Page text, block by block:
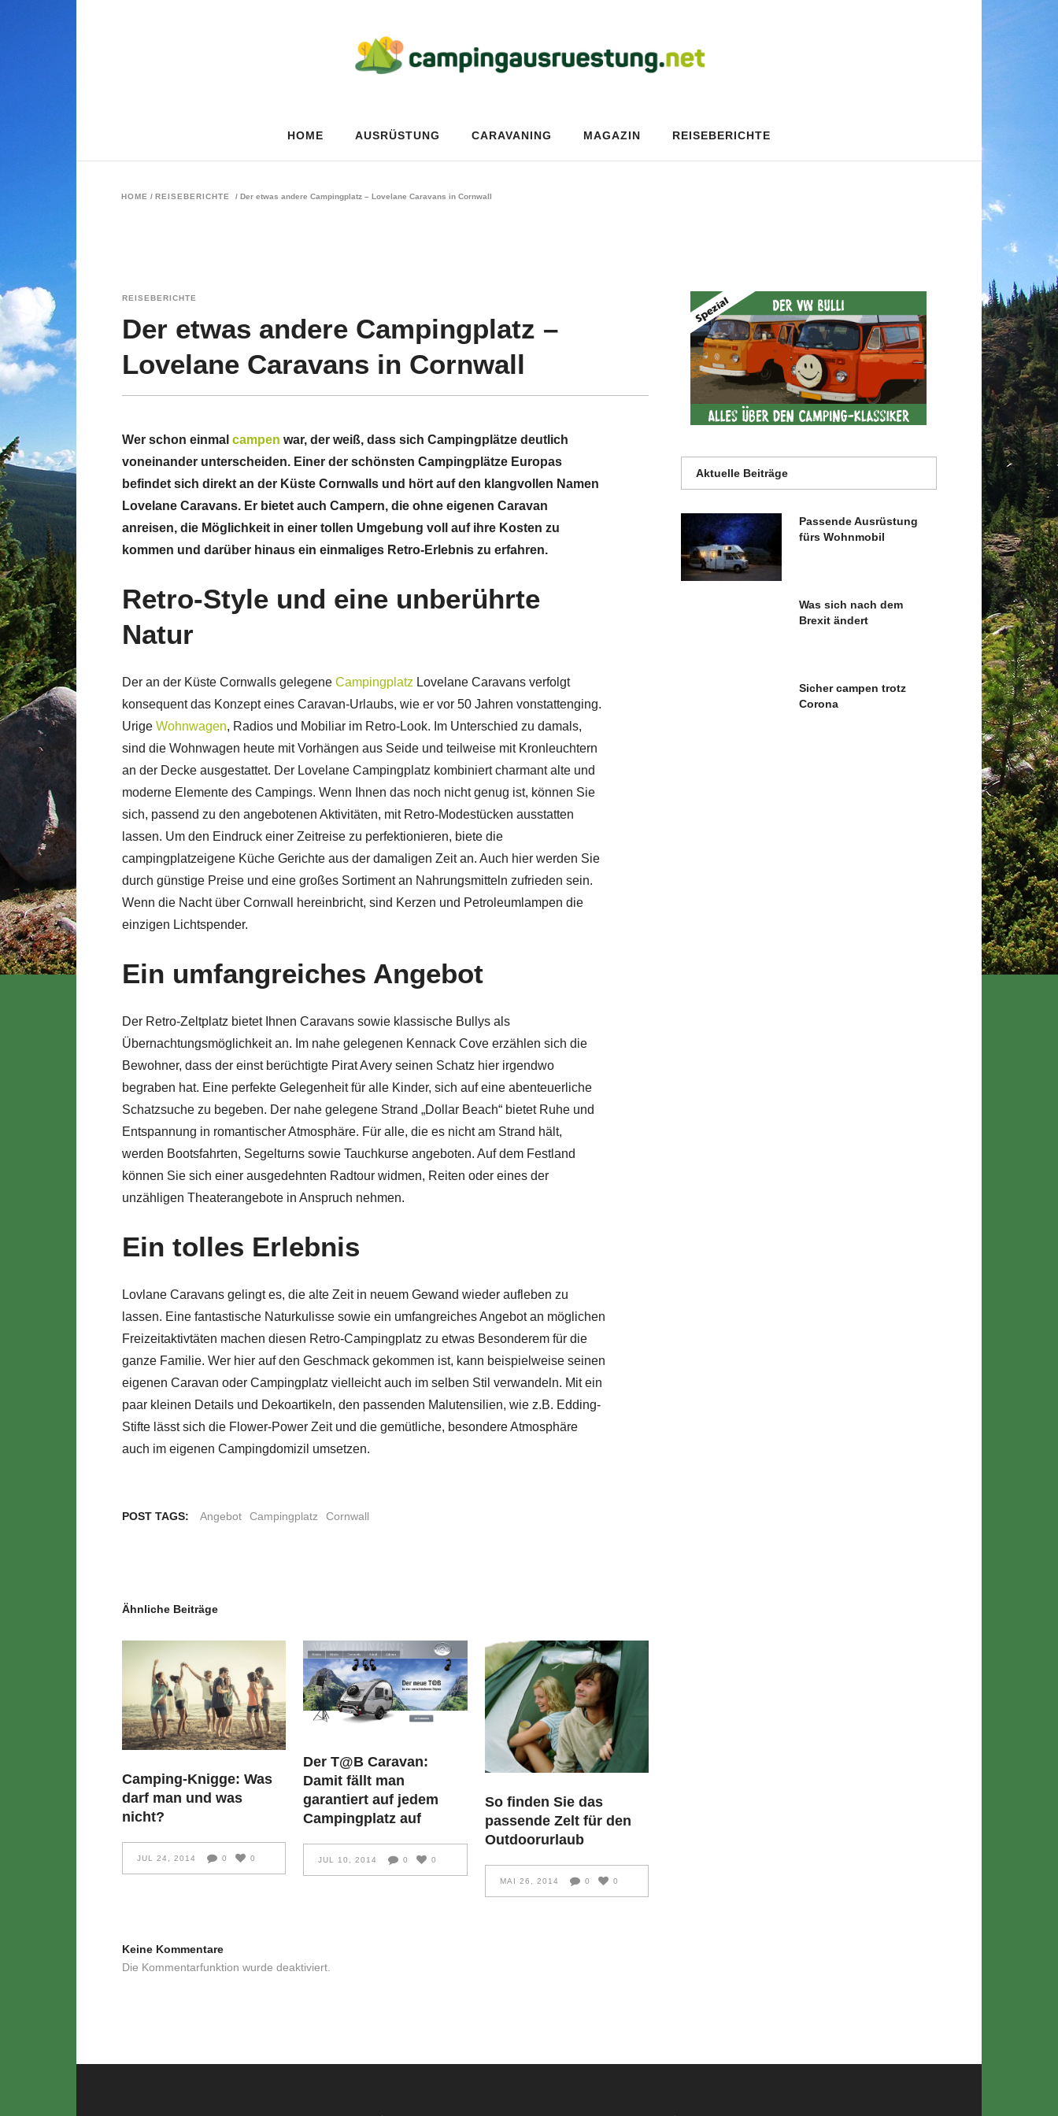
HOME AUSRÜSTUNG CARAVANING MAGAZIN REISEBERICHTE
HOME / REISEBERICHTE / Der etwas andere Campingplatz – Lovelane Caravans in Cornwall
REISEBERICHTE
Der etwas andere Campingplatz –
Lovelane Caravans in Cornwall
Wer schon einmal campen war, der weiß, dass sich Campingplätze deutlich
voneinander unterscheiden. Einer der schönsten Campingplätze Europas
befindet sich direkt an der Küste Cornwalls und hört auf den klangvollen Namen
Lovelane Caravans. Er bietet auch Campern, die ohne eigenen Caravan
anreisen, die Möglichkeit in einer tollen Umgebung voll auf ihre Kosten zu
kommen und darüber hinaus ein einmaliges Retro-Erlebnis zu erfahren.
Retro-Style und eine unberührte
Natur
Der an der Küste Cornwalls gelegene Campingplatz Lovelane Caravans verfolgt
konsequent das Konzept eines Caravan-Urlaubs, wie er vor 50 Jahren vonstattenging.
Urige Wohnwagen, Radios und Mobiliar im Retro-Look. Im Unterschied zu damals,
sind die Wohnwagen heute mit Vorhängen aus Seide und teilweise mit Kronleuchtern
an der Decke ausgestattet. Der Lovelane Campingplatz kombiniert charmant alte und
moderne Elemente des Campings. Wenn Ihnen das noch nicht genug ist, können Sie
sich, passend zu den angebotenen Aktivitäten, mit Retro-Modestücken ausstatten
lassen. Um den Eindruck einer Zeitreise zu perfektionieren, biete die
campingplatzeigene Küche Gerichte aus der damaligen Zeit an. Auch hier werden Sie
durch günstige Preise und eine großes Sortiment an Nahrungsmitteln zufrieden sein.
Wenn die Nacht über Cornwall hereinbricht, sind Kerzen und Petroleumlampen die
einzigen Lichtspender.
Ein umfangreiches Angebot
Der Retro-Zeltplatz bietet Ihnen Caravans sowie klassische Bullys als
Übernachtungsmöglichkeit an. Im nahe gelegenen Kennack Cove erzählen sich die
Bewohner, dass der einst berüchtigte Pirat Avery seinen Schatz hier irgendwo
begraben hat. Eine perfekte Gelegenheit für alle Kinder, sich auf eine abenteuerliche
Schatzsuche zu begeben. Der nahe gelegene Strand „Dollar Beach“ bietet Ruhe und
Entspannung in romantischer Atmosphäre. Für alle, die es nicht am Strand hält,
werden Bootsfahrten, Segelturns sowie Tauchkurse angeboten. Auf dem Festland
können Sie sich einer ausgedehnten Radtour widmen, Reiten oder eines der
unzähligen Theaterangebote in Anspruch nehmen.
Ein tolles Erlebnis
Lovlane Caravans gelingt es, die alte Zeit in neuem Gewand wieder aufleben zu
lassen. Eine fantastische Naturkulisse sowie ein umfangreiches Angebot an möglichen
Freizeitaktivtäten machen diesen Retro-Campingplatz zu etwas Besonderem für die
ganze Familie. Wer hier auf den Geschmack gekommen ist, kann beispielweise seinen
eigenen Caravan oder Campingplatz vielleicht auch im selben Stil verwandeln. Mit ein
paar kleinen Details und Dekoartikeln, den passenden Malutensilien, wie z.B. Edding-
Stifte lässt sich die Flower-Power Zeit und die gemütliche, besondere Atmosphäre
auch im eigenen Campingdomizil umsetzen.
POST TAGS: Angebot Campingplatz Cornwall
Ähnliche Beiträge
Camping-Knigge: Was
darf man und was
nicht?
JUL 24, 2014 0 0
Der T@B Caravan:
Damit fällt man
garantiert auf jedem
Campingplatz auf
JUL 10, 2014 0 0
So finden Sie das
passende Zelt für den
Outdoorurlaub
MAI 26, 2014 0 0
Keine Kommentare
Die Kommentarfunktion wurde deaktiviert.
Aktuelle Beiträge
Passende Ausrüstung
fürs Wohnmobil
Was sich nach dem
Brexit ändert
Sicher campen trotz
Corona